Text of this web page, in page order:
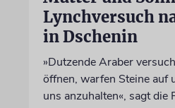
Lynchversuch
in Dschenin
»Dutzende Araber
öffnen, warfen Steine auf
uns anzuhalten«, sagt die